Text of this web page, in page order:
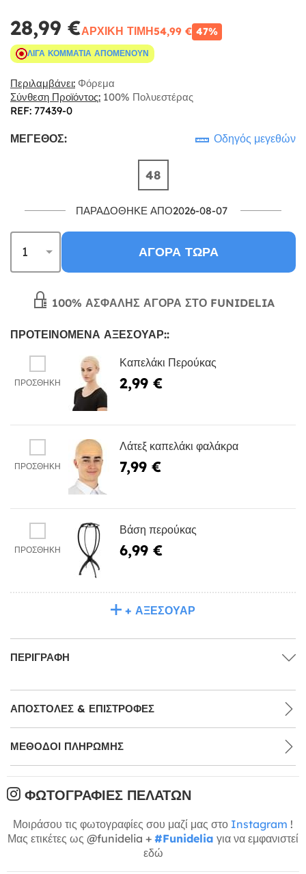
28,99 €ΑΡΧΙΚΉ ΤΙΜΉ54,99 € 47%
ΛΊΓΑ ΚΟΜΜΆΤΙΑ ΑΠΟΜΈΝΟΥΝ
Περιλαμβάνει: Φόρεμα
Σύνθεση Προϊόντος: 100% Πολυεστέρας
REF: 77439-0
ΜΈΓΕΘΟΣ: Οδηγός μεγεθών
48
ΠΑΡΑΔΌΘΗΚΕ ΑΠΌ2026-08-07
ΑΓΟΡΆ ΤΏΡΑ
100% ΑΣΦΑΛΉΣ ΑΓΟΡΆ ΣΤΟ FUNIDELIA
ΠΡΟΤΕΙΝΌΜΕΝΑ ΑΞΕΣΟΥΆΡ::
ΠΡΟΣΘΉΚΗ
Καπελάκι Περούκας
2,99 €
ΠΡΟΣΘΉΚΗ
Λάτεξ καπελάκι φαλάκρα
7,99 €
ΠΡΟΣΘΉΚΗ
Βάση περούκας
6,99 €
+ ΑΞΕΣΟΥΆΡ
ΠΕΡΙΓΡΑΦΉ
ΑΠΟΣΤΟΛΈΣ & ΕΠΙΣΤΡΟΦΈΣ
ΜΕΘΌΔΟΙ ΠΛΗΡΩΜΉΣ
ΦΩΤΟΓΡΑΦΊΕΣ ΠΕΛΑΤΏΝ
Μοιράσου τις φωτογραφίες σου μαζί μας στο Instagram !
Μας ετικέτες ως @funidelia + #Funidelia για να εμφανιστεί
εδώ